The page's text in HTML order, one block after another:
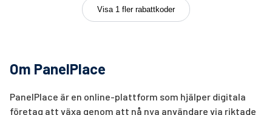
Visa 1 fler rabattkoder
Om PanelPlace
PanelPlace är en online-plattform som hjälper digitala
företag att växa genom att nå nya användare via riktade